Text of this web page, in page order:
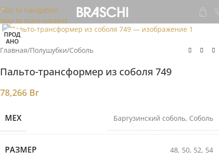
Skip to navigation
Skip to main content
ПРОД
АНО
Главная/Полушубки/Соболь
Пальто-трансформер из соболя 749
78,266 Br
МЕХ Баргузинский соболь, Соболь
РАЗМЕР 48, 50, 52, 54